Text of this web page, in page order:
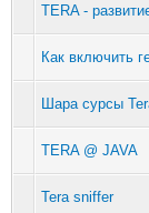
TERA -
Как включить
Шара сурсы
TERA @ JAVA
Tera sniffer